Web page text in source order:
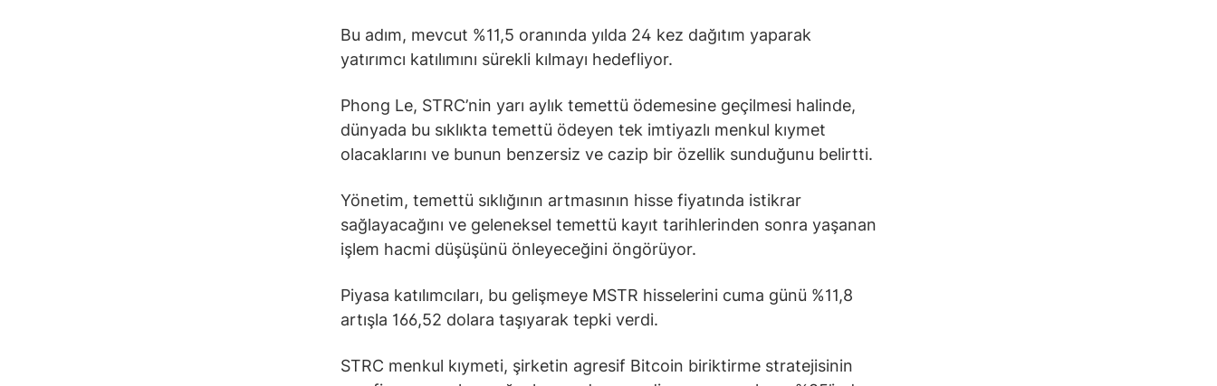
Bu adım, mevcut %11,5 oranında yılda 24 kez dağıtım yaparak
yatırımcı katılımını sürekli kılmayı hedefliyor.
Phong Le, STRC’nin yarı aylık temettü ödemesine geçilmesi halinde,
dünyada bu sıklıkta temettü ödeyen tek imtiyazlı menkul kıymet
olacaklarını ve bunun benzersiz ve cazip bir özellik sunduğunu belirtti.
Yönetim, temettü sıklığının artmasının hisse fiyatında istikrar
sağlayacağını ve geleneksel temettü kayıt tarihlerinden sonra yaşanan
işlem hacmi düşüşünü önleyeceğini öngörüyor.
Piyasa katılımcıları, bu gelişmeye MSTR hisselerini cuma günü %11,8
artışla 166,52 dolara taşıyarak tepki verdi.
STRC menkul kıymeti, şirketin agresif Bitcoin biriktirme stratejisinin